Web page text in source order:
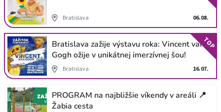
Bratislava 06.08.
Bratislava zažije výstavu roka: Vincent van
Gogh ožije v unikátnej imerzívnej šou!
Bratislava 16.07.
TOP
PROGRAM na najbližšie víkendy v areáli 📍
Žabia cesta